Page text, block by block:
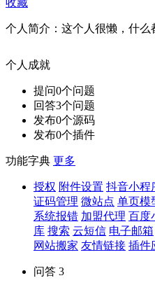
收藏
个人简介： 这个人很懒，什么
个人成就
提问0个问题
回答3个问题
发布0个源码
发布0个插件
功能字典 更多
授权 附件设置 抖音小程
证码管理 微站点 单页模
系统报错 加盟代理 百度
库 搜索 云短信 电子邮箱
网站搬家 友情链接 插件
问答 3